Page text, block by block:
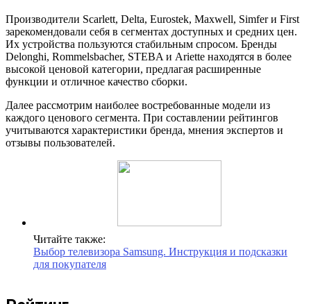
Производители Scarlett, Delta, Eurostek, Maxwell, Simfer и First
зарекомендовали себя в сегментах доступных и средних цен.
Их устройства пользуются стабильным спросом. Бренды
Delonghi, Rommelsbacher, STEBA и Ariette находятся в более
высокой ценовой категории, предлагая расширенные
функции и отличное качество сборки.
Далее рассмотрим наиболее востребованные модели из
каждого ценового сегмента. При составлении рейтингов
учитываются характеристики бренда, мнения экспертов и
отзывы пользователей.
Читайте также:
Выбор телевизора Samsung. Инструкция и подсказки
для покупателя